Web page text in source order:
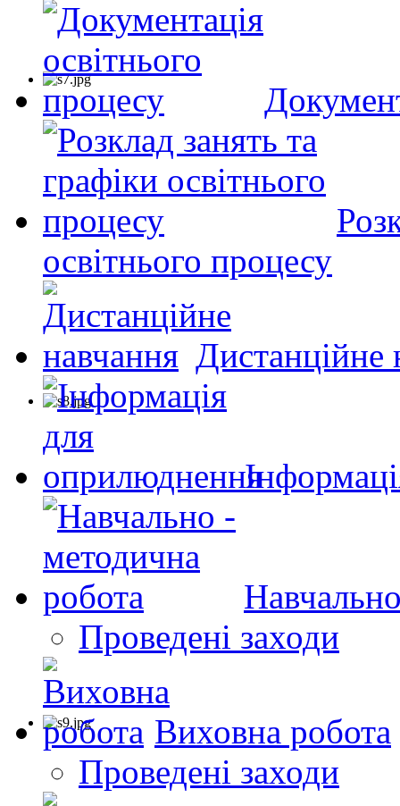
освітнього процесу
Дистанційне
Проведені заходи
Виховна робота
Проведені заходи